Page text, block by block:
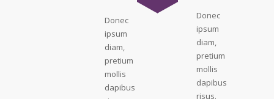
Donec
ipsum
diam,
pretium
mollis
dapibus
Donec
ipsum
diam,
pretium
mollis
dapibus
risus.